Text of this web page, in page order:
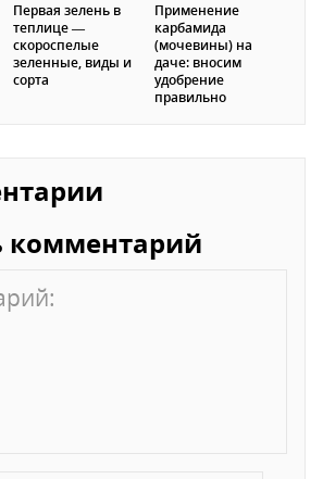
Первая зелень в
теплице —
скороспелые
зеленные, виды и
сорта
Применение
карбамида
(мочевины) на
даче: вносим
удобрение
правильно
комментарий